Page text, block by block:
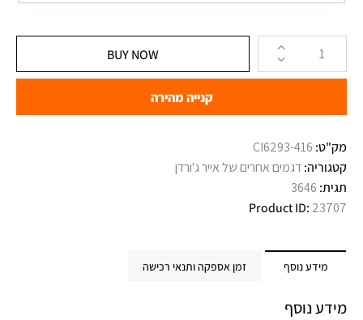
BUY NOW
קנייה מהירה
מק"ט: CI6293-416
קטגוריה:דגמים אחרים של אייר ג'ורדן
תגית: 3646
Product ID: 23707
מידע נוסף זמן אספקה ותנאי רכישה
מידע נוסף